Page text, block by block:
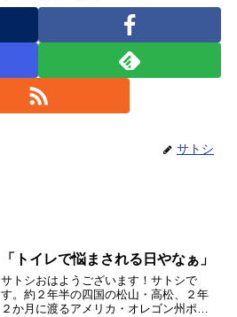
サトシ
「トイレで悩まされる日やなぁ」
サトシおはようございます！サトシで
す。約２年半の四国の松山・高松、２年
２か月に渡るアメリカ・オレゴン州ポー